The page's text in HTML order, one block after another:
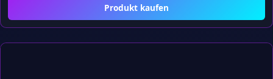
Produkt kaufen